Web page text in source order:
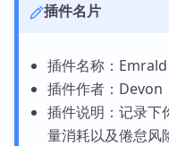
插件名片
插件名称：Emrald
插件作者：Devon
插件说明：记录下
量消耗以及倦怠风